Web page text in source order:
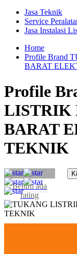
Jasa Teknik
Service
Jasa Instalasi
Home
Profile Brand
BARAT
Profile
LISTRIK
BARAT
TEKNIK
Belum ada
rating